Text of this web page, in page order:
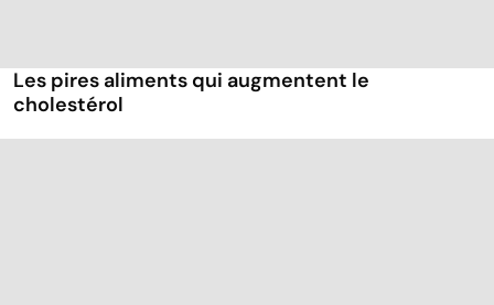
Les pires aliments qui augmentent le
cholestérol